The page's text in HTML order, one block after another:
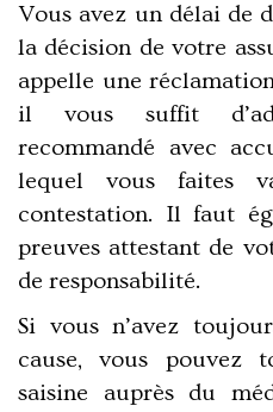
Vous avez un délai de
la décision de votre
appelle une
il vous suffit
recommandé avec
lequel vous faites
contestation. Il faut
preuves attestant de
de responsabilité.
Si vous n’avez
cause, vous pouvez
saisine auprès du